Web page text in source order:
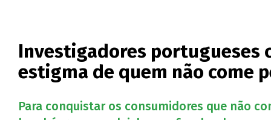
Investigadores portugueses
estigma de quem não come
Para conquistar os consumidores que não